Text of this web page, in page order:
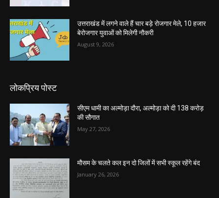
उत्तराखंड में लगने वाले हैं चार बड़े रोजगार मेले, 10 हजार
बेरोजगार युवाओं को मिलेगी नौकरी
August 9, 2026
लोकप्रिय पोस्ट
सीएम धामी का अल्मोड़ा दौरा, अल्मोड़ा को दी 138 करोड़
की सौगात
May 27, 2026
मौसम के चलते कल इन दो जिलों में सभी स्कूल रहेंगे बंद
January 26, 2026